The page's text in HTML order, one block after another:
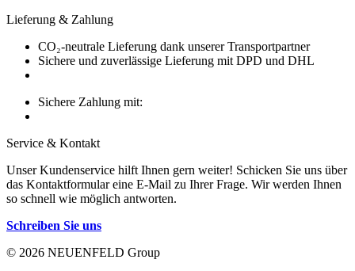
Lieferung & Zahlung
CO₂-neutrale Lieferung dank unserer Transportpartner
Sichere und zuverlässige Lieferung mit DPD und DHL
Sichere Zahlung mit:
Service & Kontakt
Unser Kundenservice hilft Ihnen gern weiter! Schicken Sie uns über
das Kontaktformular eine E-Mail zu Ihrer Frage. Wir werden Ihnen
so schnell wie möglich antworten.
Schreiben Sie uns
© 2026 NEUENFELD Group